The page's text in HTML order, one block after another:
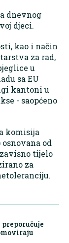
dnevnog
djeci.
kao i način
za rad,
u
sa EU
kantoni u
- saopćeno
komisija
od
tijelo
za